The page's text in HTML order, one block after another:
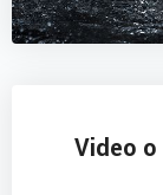
Video o